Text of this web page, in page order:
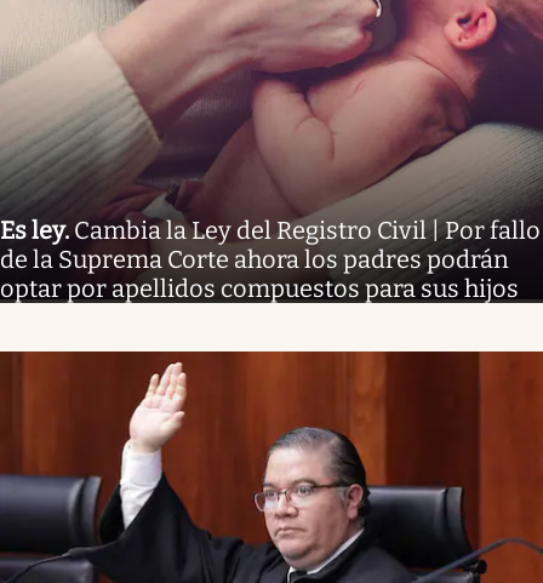
Es ley. Cambia la Ley del Registro Civil | Por fallo
de la Suprema Corte ahora los padres podrán
optar por apellidos compuestos para sus hijos